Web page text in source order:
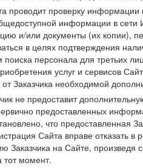
проводит проверку информации
информации в
и/или документы (их копии),
в целях подтверждения
поиска персонала для третьих
услуг и сервисов
Заказчика необходимой
не предоставит
предоставленных
что предоставленная
Сайта вправе отказать
Заказчика на Сайте, произведя
тот момент.